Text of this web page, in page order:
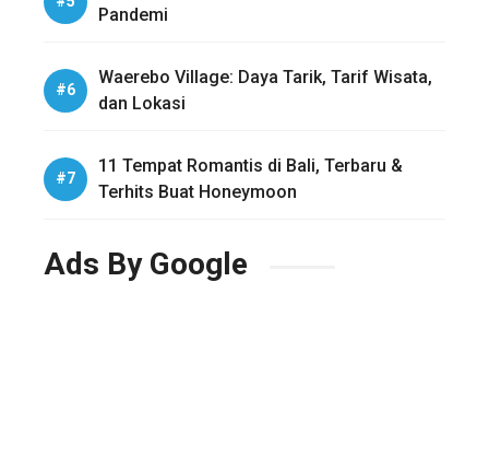
Pandemi
Waerebo Village: Daya Tarik, Tarif Wisata,
dan Lokasi
11 Tempat Romantis di Bali, Terbaru &
Terhits Buat Honeymoon
Ads By Google